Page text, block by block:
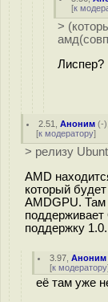
[к
>
Лиспер?
2.51 ,Аноним (-
[к модератору]
> релизу
AMD
который
AMDGPU. Там
поддержку 1.0.
3.97 ,Аноним
[к модератору
её там уже